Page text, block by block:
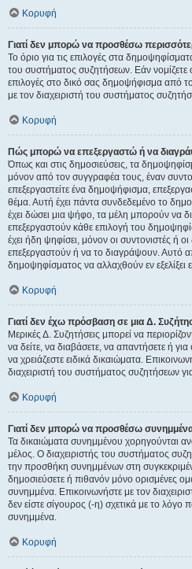
Κορυφή
Γιατί δεν μπορώ να προσθέσω
Το όριο για τις επιλογές στα
του συστήματος συζητήσεων. Εάν νομίζετε
επιλογές στο δικό σας δημοψήφισμα από το
με τον διαχειριστή του συστήματος
Κορυφή
Πώς μπορώ να επεξεργαστώ ή να
Όπως και στις δημοσιεύσεις, τα
μόνον από τον συγγραφέα τους, έναν
επεξεργαστείτε ένα δημοψήφισμα,
θέμα. Αυτή έχει πάντα συνδεδεμένο το
έχει δώσει μια ψήφο, τα μέλη μπορούν να
επεξεργαστούν κάθε επιλογή του
έχει ήδη ψηφίσει, μόνον οι συντονιστές ή
επεξεργαστούν ή να το διαγράψουν. Αυτό
δημοψηφίσματος να αλλαχθούν εν
Κορυφή
Γιατί δεν έχω πρόσβαση σε μια Δ.
Μερικές Δ. Συζητήσεις μπορεί να
να δείτε, να διαβάσετε, να απαντήσετε ή
να χρειάζεστε ειδικά δικαιώματα.
διαχειριστή του συστήματος συζητήσεων
Κορυφή
Γιατί δεν μπορώ να προσθέσω
Τα δικαιώματα συνημμένου χορηγούνται
μέλος. Ο διαχειριστής του συστήματος
την προσθήκη συνημμένων στη
δημοσιεύσετε ή πιθανόν μόνο ορισμένες
συνημμένα. Επικοινωνήστε με τον
δεν είστε σίγουρος (-η) σχετικά με το λόγο
συνημμένα.
Κορυφή